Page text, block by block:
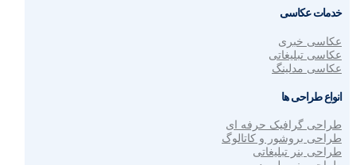
خدمات عکاسی
عکاسی خبری
عکاسی تبلیغاتی
عکاسی مدلینگ
انواع طراحی ها
طراحی گرافیک حرفه ای
طراحی بروشور و کاتالوگ
طراحی بنر تبلیغاتی